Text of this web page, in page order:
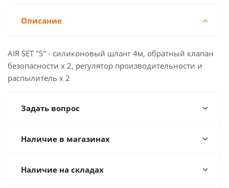
Описание
AIR SET "S" - силиконовый шланг 4м, обратный клапан
безопасности х 2, регулятор производительности и
распылитель х 2
Задать вопрос
Наличие в магазинах
Наличие на складах